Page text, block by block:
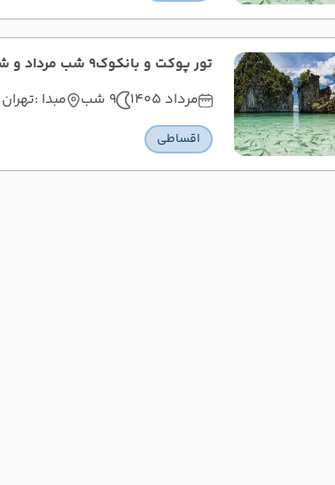
تور پوکت و بانکوک9 شب مرداد و شهریور 1405
مرداد 1405
9 شب مبدا :تهران
اقساطی